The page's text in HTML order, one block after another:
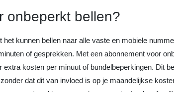
onbeperkt bellen?
het kunnen bellen naar alle vaste en mobiele
of gesprekken. Met een abonnement voor
kosten per minuut of bundelbeperkingen. Dit
dat dit van invloed is op je maandelijkse